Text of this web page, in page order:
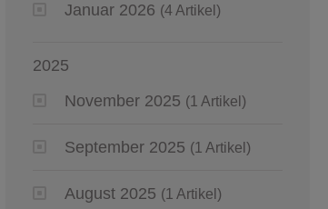
Januar 2026 (4 Artikel)
2025
November 2025 (1 Artikel)
September 2025 (1 Artikel)
August 2025 (1 Artikel)